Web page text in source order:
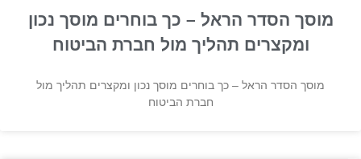
מוסך הסדר הראל – כך בוחרים מוסך נכון
ומקצרים תהליך מול חברת הביטוח
מוסך הסדר הראל – כך בוחרים מוסך נכון ומקצרים תהליך מול
חברת הביטוח